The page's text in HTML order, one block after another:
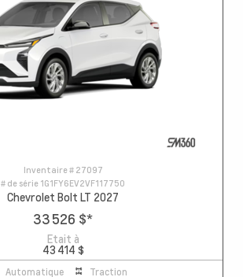
Inventaire # 27097
# de série 1G1FY6EV2VF117750
Chevrolet Bolt LT 2027
33 526 $*
Etait à
43 414 $
Automatique Traction